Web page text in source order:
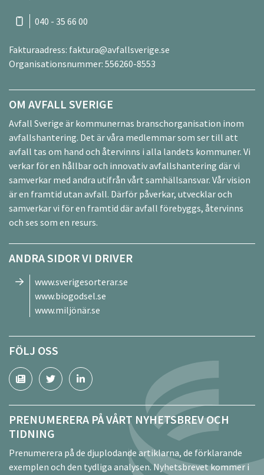
040 - 35 66 00
Fakturaadress: faktura@avfallsverige.se
Organisationsnummer: 556260-8553
OM AVFALL SVERIGE
Avfall Sverige är kommunernas branschorganisation inom
avfallshantering. Det är våra medlemmar som ser till att
avfall tas om hand och återvinns i alla landets kommuner. Vi
verkar för en hållbar och innovativ avfallshantering där vi
samverkar med andra utifrån vårt samhällsansvar. Vår vision
är en framtid utan avfall. Därför påverkar, utvecklar och
samverkar vi för en framtid där avfall förebyggs, återvinns
och ses som en resurs.
ANDRA SIDOR VI DRIVER
www.sverigesorterar.se
www.biogodsel.se
www.miljönär.se
FÖLJ OSS
PRENUMERERA PÅ VÅRT NYHETSBREV OCH
TIDNING
Prenumerera på de djuplodande artiklarna, de förklarande
exemplen och den tydliga analysen. Nyhetsbrevet kommer i